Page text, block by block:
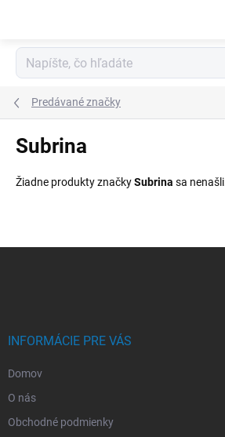
Predávané značky
Subrina
Žiadne produkty značkySubrina sa
INFORMÁCIE PRE VÁS
Domov
O nás
Obchodné podmienky